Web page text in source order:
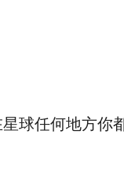
球任何地方你